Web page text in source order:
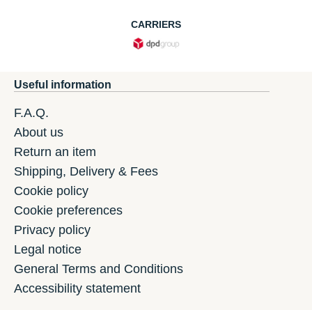
CARRIERS
Useful information
F.A.Q.
About us
Return an item
Shipping, Delivery & Fees
Cookie policy
Cookie preferences
Privacy policy
Legal notice
General Terms and Conditions
Accessibility statement